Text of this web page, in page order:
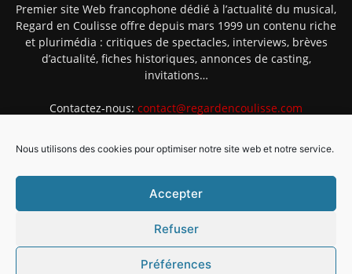
Nous utilisons des cookies pour optimiser notre site web et notre service.
Accepter
Refuser
Préférences
Premier site Web francophone dédié à l’actualité du musical,
Regard en Coulisse offre depuis mars 1999 un contenu riche
et plurimédia : critiques de spectacles, interviews, brèves
d’actualité, fiches historiques, annonces de casting,
invitations…
Contactez-nous: contact@regardencoulisse.com